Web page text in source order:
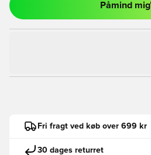
Påmind mig
Fri fragt ved køb over 699 kr
30 dages returret